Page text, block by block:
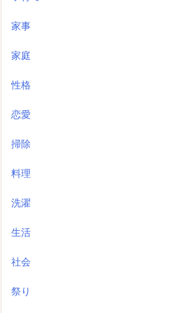
家事
家庭
性格
恋愛
掃除
料理
洗濯
生活
社会
祭り